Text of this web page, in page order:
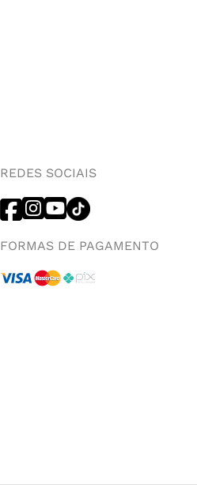
REDES SOCIAIS
FORMAS DE PAGAMENTO